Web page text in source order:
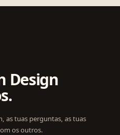
Design
as tuas perguntas, as tuas
os outros.